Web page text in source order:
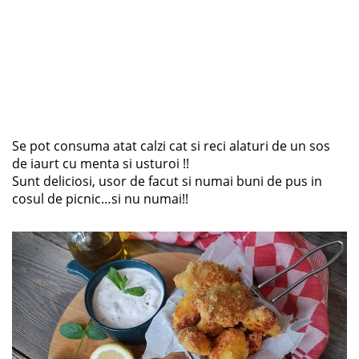
Se pot consuma atat calzi cat si reci alaturi de un sos
de iaurt cu menta si usturoi !!
Sunt deliciosi, usor de facut si numai buni de pus in
cosul de picnic…si nu numai!!